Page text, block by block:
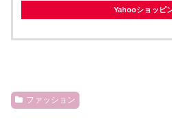
Yahooショッピ
ファッション